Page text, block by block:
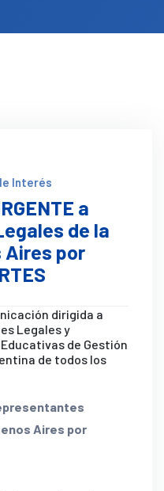
Interés
a
de la
Aires por
dirigida a
Legales y
de Gestión
de todos los
Aires por